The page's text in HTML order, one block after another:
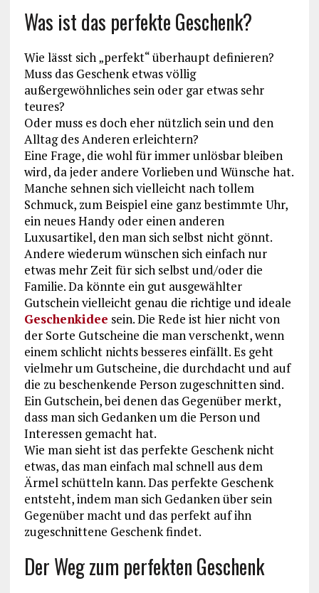
Was ist das perfekte Geschenk?
Wie lässt sich „perfekt“ überhaupt definieren?
Muss das Geschenk etwas völlig
außergewöhnliches sein oder gar etwas sehr
teures?
Oder muss es doch eher nützlich sein und den
Alltag des Anderen erleichtern?
Eine Frage, die wohl für immer unlösbar bleiben
wird, da jeder andere Vorlieben und Wünsche hat.
Manche sehnen sich vielleicht nach tollem
Schmuck, zum Beispiel eine ganz bestimmte Uhr,
ein neues Handy oder einen anderen
Luxusartikel, den man sich selbst nicht gönnt.
Andere wiederum wünschen sich einfach nur
etwas mehr Zeit für sich selbst und/oder die
Familie. Da könnte ein gut ausgewählter
Gutschein vielleicht genau die richtige und ideale
Geschenkidee sein. Die Rede ist hier nicht von
der Sorte Gutscheine die man verschenkt, wenn
einem schlicht nichts besseres einfällt. Es geht
vielmehr um Gutscheine, die durchdacht und auf
die zu beschenkende Person zugeschnitten sind.
Ein Gutschein, bei denen das Gegenüber merkt,
dass man sich Gedanken um die Person und
Interessen gemacht hat.
Wie man sieht ist das perfekte Geschenk nicht
etwas, das man einfach mal schnell aus dem
Ärmel schütteln kann. Das perfekte Geschenk
entsteht, indem man sich Gedanken über sein
Gegenüber macht und das perfekt auf ihn
zugeschnittene Geschenk findet.
Der Weg zum perfekten Geschenk